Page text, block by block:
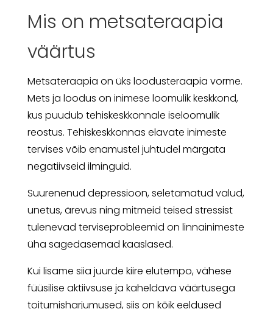
Mis on metsateraapia
väärtus
Metsateraapia on üks loodusteraapia vorme.
Mets ja loodus on inimese loomulik keskkond,
kus puudub tehiskeskkonnale iseloomulik
reostus. Tehiskeskkonnas elavate inimeste
tervises võib enamustel juhtudel märgata
negatiivseid ilminguid.
Suurenenud depressioon, seletamatud valud,
unetus, ärevus ning mitmeid teised stressist
tulenevad terviseprobleemid on linnainimeste
üha sagedasemad kaaslased.
Kui lisame siia juurde kiire elutempo, vähese
füüsilise aktiivsuse ja kaheldava väärtusega
toitumisharjumused, siis on kõik eeldused